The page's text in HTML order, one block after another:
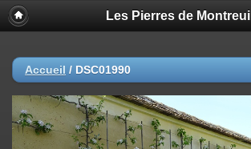
Les Pierres de Montreuil
Accueil / DSC01990